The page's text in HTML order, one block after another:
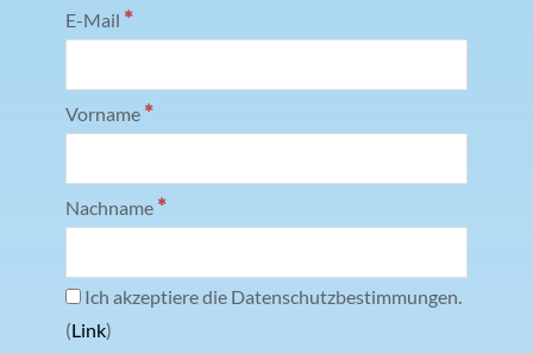
E-Mail *
Vorname *
Nachname *
Ich akzeptiere die Datenschutzbestimmungen.
(Link)